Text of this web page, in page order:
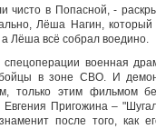
чисто в Попасной, -
Лёша Нагин,
Лёша всё собрал воедино.
военная
в зоне СВО. И
только этим фильмом
Пригожина –
после того, как